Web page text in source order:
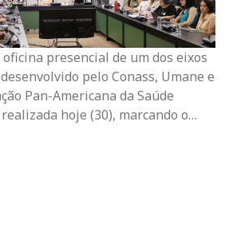
presencial de um dos eixos
pelo Conass, Umane e
Pan-Americana da Saúde
realizada hoje (30), marcando o…